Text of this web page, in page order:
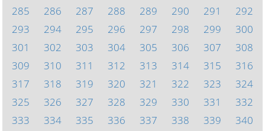
285
286 287 288 289 290 291
292
293
294 295 296 297 298 299
300
301
302 303 304 305 306 307
308
309
310 311 312 313 314 315
316
317
318 319 320 321 322 323
324
325
326 327 328 329 330 331
332
333
334 335 336 337 338 339
340